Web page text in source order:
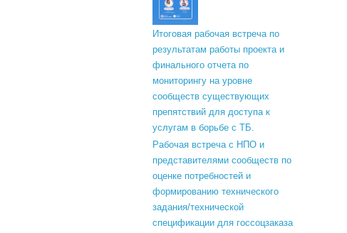
Итоговая рабочая встреча по
результатам работы проекта и
финального отчета по
мониторингу на уровне
сообществ существующих
препятствий для доступа к
услугам в борьбе с ТБ.
Рабочая встреча с НПО и
представителями сообществ по
оценке потребностей и
формированию технического
задания/технической
спецификации для госсоцзаказа